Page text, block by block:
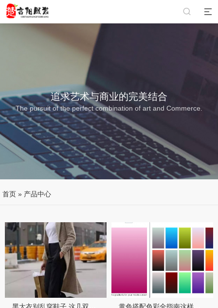
追求艺术与商业的完美结合
The pursuit of the perfect combination of art and Commerce.
首页 » 产品中心